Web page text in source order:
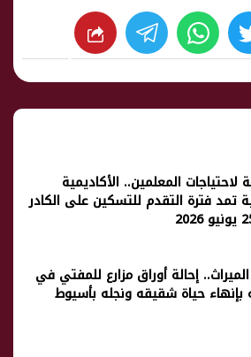
twitter
whats شارك
لاحتياجات المعلمين.. الأكاديمية
تمد فترة التقدم للتسكين على الكادر
إحالة أوراق مزارع للمفتي في
بإنهاء حياة شقيقه ونجله بأسيوط